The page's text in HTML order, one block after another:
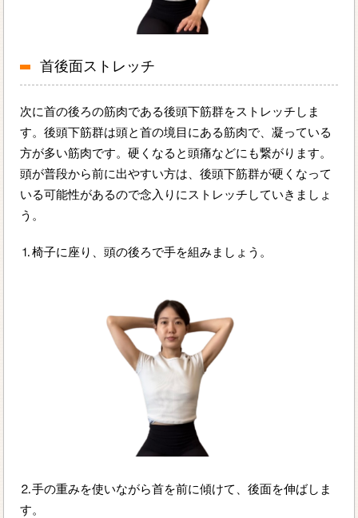
首後面ストレッチ
次に首の後ろの筋肉である後頭下筋群をストレッチしま
す。後頭下筋群は頭と首の境目にある筋肉で、凝っている
方が多い筋肉です。硬くなると頭痛などにも繋がります。
頭が普段から前に出やすい方は、後頭下筋群が硬くなって
いる可能性があるので念入りにストレッチしていきましょ
う。
⒈椅子に座り、頭の後ろで手を組みましょう。
⒉手の重みを使いながら首を前に傾けて、後面を伸ばしま
す。